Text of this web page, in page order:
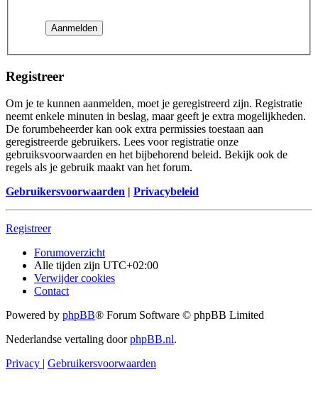
Registreer
Om je te kunnen aanmelden, moet je geregistreerd zijn. Registratie
neemt enkele minuten in beslag, maar geeft je extra mogelijkheden.
De forumbeheerder kan ook extra permissies toestaan aan
geregistreerde gebruikers. Lees voor registratie onze
gebruiksvoorwaarden en het bijbehorend beleid. Bekijk ook de
regels als je gebruik maakt van het forum.
Gebruikersvoorwaarden | Privacybeleid
Registreer
Forumoverzicht
Alle tijden zijn UTC+02:00
Verwijder cookies
Contact
Powered by phpBB® Forum Software © phpBB Limited
Nederlandse vertaling doorphpBB.nl.
Privacy | Gebruikersvoorwaarden